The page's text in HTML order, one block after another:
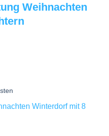
Weihnachten
Winterdorf mit 8